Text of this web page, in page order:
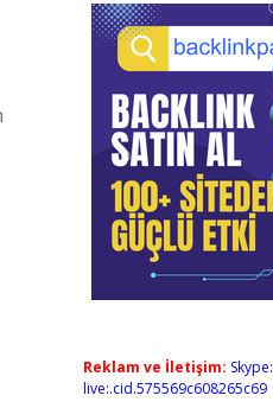
Reklam ve İletişim: Skype:
live:.cid.575569c608265c69